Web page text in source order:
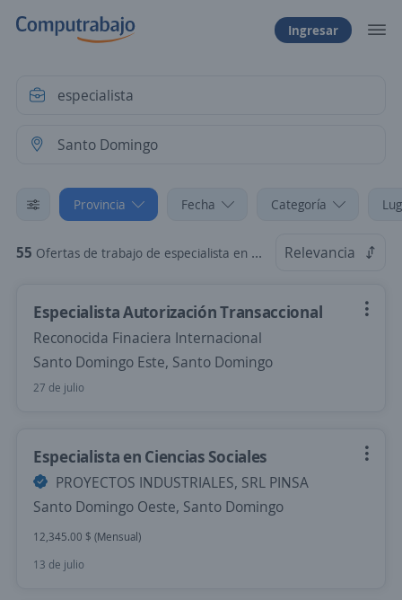
Ingresar
Provincia Fecha Categoría
55 Ofertas de trabajo de especialista en Santo Domingo Relevancia
Especialista Autorización Transaccional
Reconocida Finaciera Internacional
Santo Domingo Este, Santo Domingo
27 de julio
Especialista en Ciencias Sociales
PROYECTOS INDUSTRIALES, SRL PINSA
Santo Domingo Oeste, Santo Domingo
12,345.00 $ (Mensual)
13 de julio